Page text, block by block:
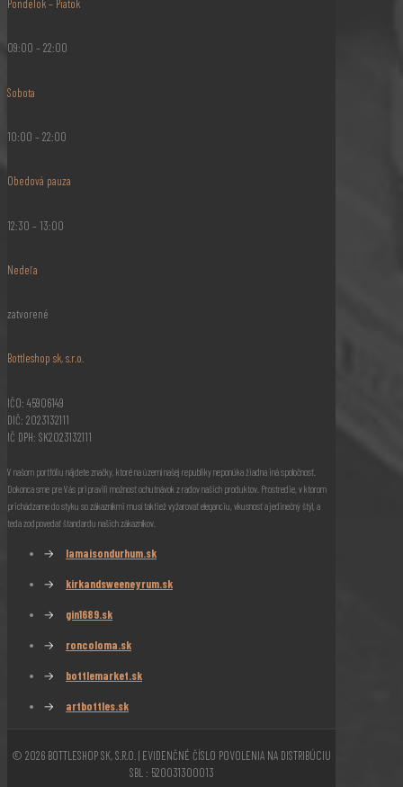
Pondelok – Piatok
09:00 – 22:00
Sobota
10:00 – 22:00
Obedová pauza
12:30 – 13:00
Nedeľa
zatvorené
Bottleshop sk, s.r.o.
IČO: 45906149
DIČ: 2023132111
IČ DPH: SK2023132111
V našom portfóliu nájdete značky, ktoré na území našej republiky neponúka žiadna iná spoločnosť.
Dokonca sme pre Vás pripravili možnosť ochutnávok z radov našich produktov. Prostredie, v ktorom
prichádzame do styku so zákazníkmi musí taktiež vyžarovať eleganciu, vkusnosť a jedinečný štýl, a
teda zodpovedať štandardu našich zákazníkov.
→ lamaisondurhum.sk
→ kirkandsweeneyrum.sk
→ gin1689.sk
→ roncoloma.sk
→ bottlemarket.sk
→ artbottles.sk
© 2026 BOTTLESHOP SK, S.R.O. | EVIDENČNÉ ČÍSLO POVOLENIA NA DISTRIBÚCIU
SBL : 520031300013